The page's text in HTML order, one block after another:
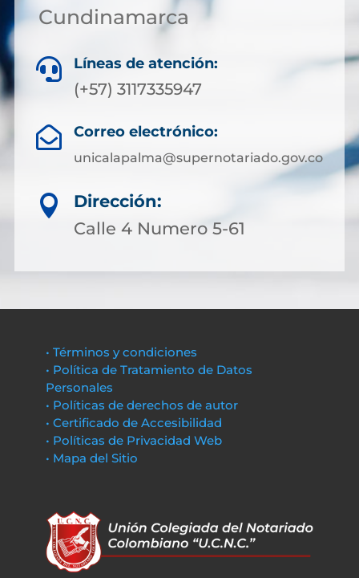
Cundinamarca
 Líneas de atención:
(+57) 3117335947
 Correo electrónico:
unicalapalma@supernotariado.gov.co

Dirección:
Calle 4 Numero 5-61
• Términos y condiciones
• Política de Tratamiento de Datos
Personales
• Políticas de derechos de autor
• Certificado de Accesibilidad
• Políticas de Privacidad Web
• Mapa del Sitio